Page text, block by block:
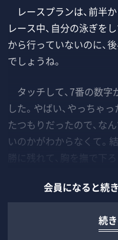
レースプランは、前半
レース中、自分の泳ぎを
から行っていないのに、
でしょうね。
タッチして、7番の数字
した。やばい、やっちゃ
たつもりだったので、な
いのかがわからなくて。
会員になると続
続